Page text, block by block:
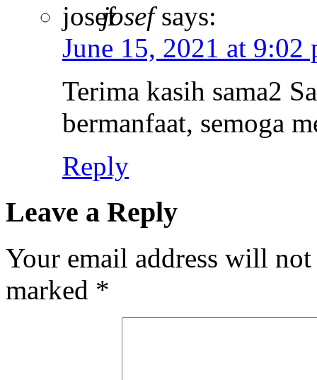
josef says:
June 15, 2021 at 9:02
Terima kasih sama2
bermanfaat, semoga
Reply
Leave a Reply
Your email address will
marked *